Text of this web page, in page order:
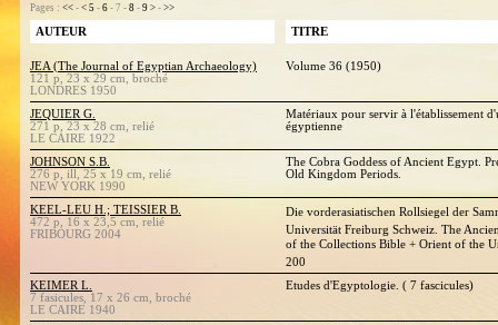
Pages : << - < 5 - 6 - 7 - 8 - 9 > - >>
AUTEUR TITRE
JEA (The Journal of Egyptian Archaeology)
121 p, 23 x 29 cm, broché
LONDRES 1950
Volume 36 (1950)
JEQUIER G.
271 p, 23 x 28 cm, relié
LE CAIRE 1922
Matériaux pour servir à l'établissement
égyptienne
JOHNSON S.B.
276 p, ill, 25 x 19 cm, relié
NEW YORK 1990
The Cobra Goddess of Ancient Egypt.
Old Kingdom Periods.
KEEL-LEU H.; TEISSIER B.
472 p, 16 x 23,5 cm, relié
FRIBOURG 2004
Die vorderasiatischen Rollsiegel der
Universität Freiburg Schweiz. The
of the Collections Bible + Orient of the
200
KEIMER L.
7 fasicules, 17 x 26 cm, broché
LE CAIRE 1940
Etudes d'Egyptologie. ( 7 fascicules)